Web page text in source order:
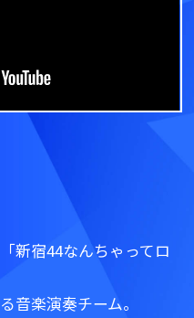
新宿44なんちゃってロ
音楽演奏チーム。